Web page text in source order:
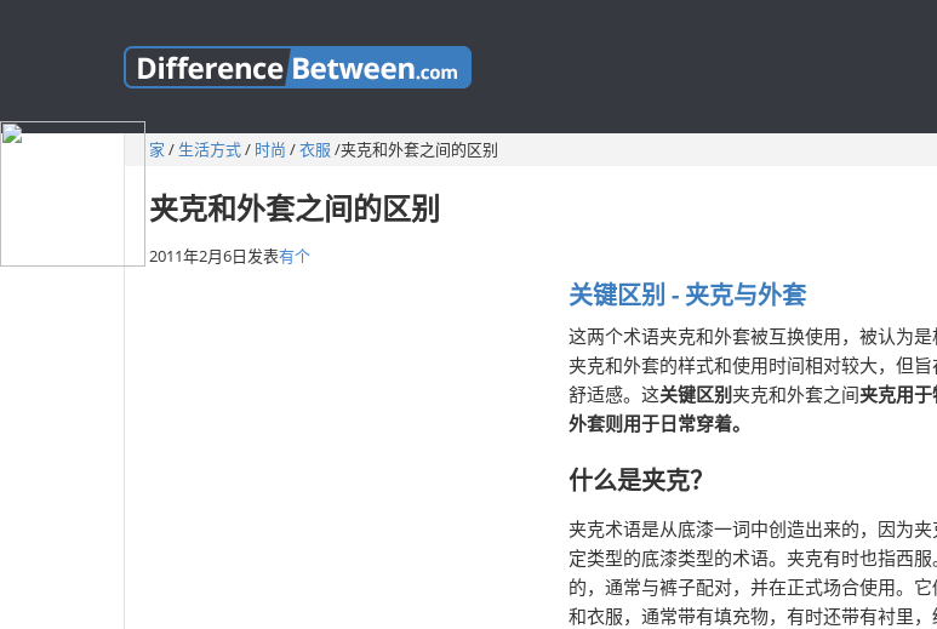
家 / 生活方式/ 时尚 /衣服 /夹克和外套之间的区别
夹克和外套之间的区别
2011年2月6日发表有个
关键区别 - 夹克与外套
这两个术语夹克和外套被互换使用，被认为
夹克和外套的样式和使用时间相对较大，但
舒适感。这关键区别 夹克和外套之间夹克用
外套则用于日常穿着。
什么是夹克？
夹克术语是从底漆一词中创造出来的，因为
定类型的底漆类型的术语。夹克有时也指西
的，通常与裤子配对，并在正式场合使用。
和衣服，通常带有填充物，有时还带有衬里，